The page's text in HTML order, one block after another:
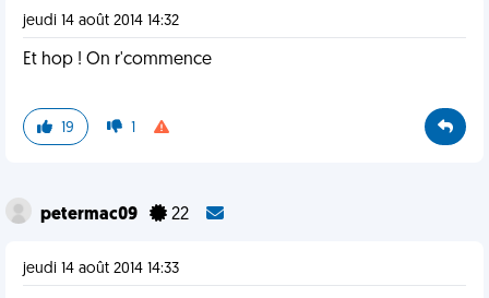
jeudi 14 août 2014 14:32
Et hop ! On r'commence
19 1
petermac09 22
jeudi 14 août 2014 14:33